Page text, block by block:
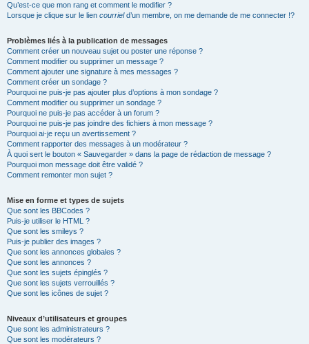
Qu’est-ce que mon rang et comment le modifier ?
Lorsque je clique sur le lien courrield’un membre, on me demande de me connecter !?
Problèmes liés à la publication de messages
Comment créer un nouveau sujet ou poster une réponse ?
Comment modifier ou supprimer un message ?
Comment ajouter une signature à mes messages ?
Comment créer un sondage ?
Pourquoi ne puis-je pas ajouter plus d’options à mon sondage ?
Comment modifier ou supprimer un sondage ?
Pourquoi ne puis-je pas accéder à un forum ?
Pourquoi ne puis-je pas joindre des fichiers à mon message ?
Pourquoi ai-je reçu un avertissement ?
Comment rapporter des messages à un modérateur ?
À quoi sert le bouton « Sauvegarder » dans la page de rédaction de message ?
Pourquoi mon message doit être validé ?
Comment remonter mon sujet ?
Mise en forme et types de sujets
Que sont les BBCodes ?
Puis-je utiliser le HTML ?
Que sont les smileys ?
Puis-je publier des images ?
Que sont les annonces globales ?
Que sont les annonces ?
Que sont les sujets épinglés ?
Que sont les sujets verrouillés ?
Que sont les icônes de sujet ?
Niveaux d’utilisateurs et groupes
Que sont les administrateurs ?
Que sont les modérateurs ?